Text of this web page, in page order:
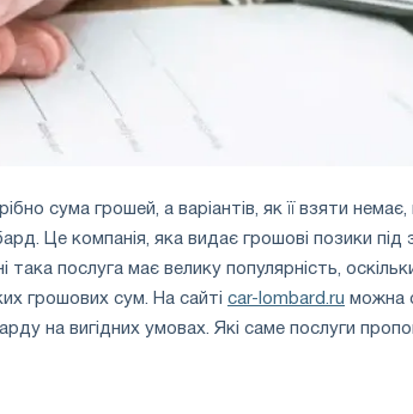
сума грошей, а варіантів, як її взяти
Це компанія, яка видає грошові позики під
така послуга має велику популярність,
грошових сум. На сайті car-lombard.ru можна
на вигідних умовах. Які саме послуги